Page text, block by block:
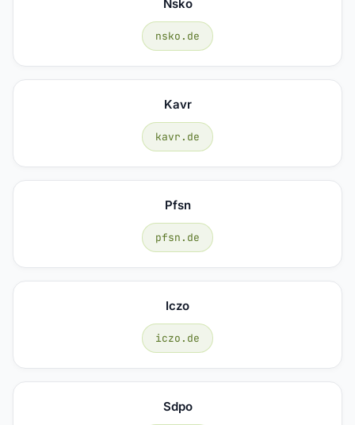
Nsko
nsko.de
Kavr
kavr.de
Pfsn
pfsn.de
Iczo
iczo.de
Sdpo